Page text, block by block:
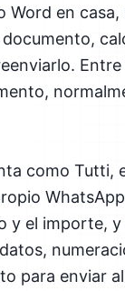
Word en casa,
Entre
como Tutti,
y el importe, y
para enviar